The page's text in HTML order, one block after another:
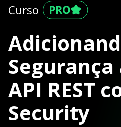
Curso
Segurança
API REST
Security